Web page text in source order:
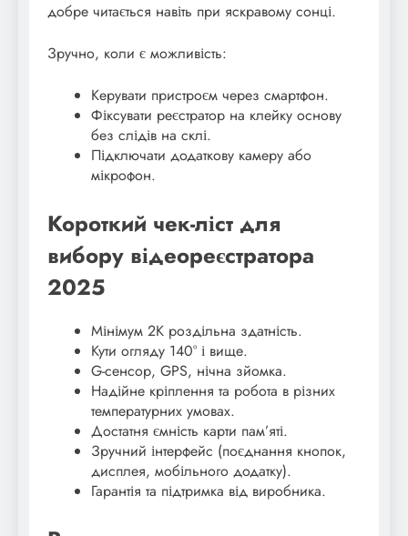
добре читається навіть при яскравому сонці.
Зручно, коли є можливість:
Керувати пристроєм через смартфон.
Фіксувати реєстратор на клейку основу
без слідів на склі.
Підключати додаткову камеру або
мікрофон.
Короткий чек-ліст для
вибору відеореєстратора
2025
Мінімум 2K роздільна здатність.
Кути огляду 140° і вище.
G-сенсор, GPS, нічна зйомка.
Надійне кріплення та робота в різних
температурних умовах.
Достатня ємність карти пам’яті.
Зручний інтерфейс (поєднання кнопок,
дисплея, мобільного додатку).
Гарантія та підтримка від виробника.